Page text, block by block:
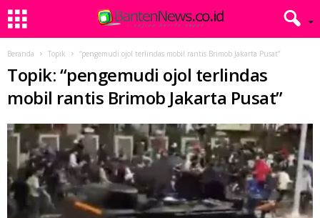
Beranda Topik “pengemudi ojol terlindas mobil rantis Brimob Jakarta Pusat”
Topik: “pengemudi ojol terlindas
mobil rantis Brimob Jakarta Pusat”